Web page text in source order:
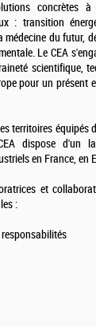
concrètes
: transition
médecine du futur,
Le CEA
scientifique,
pour un présent
territoires équipés
dispose d'un
en France, en
et
:
responsabilités